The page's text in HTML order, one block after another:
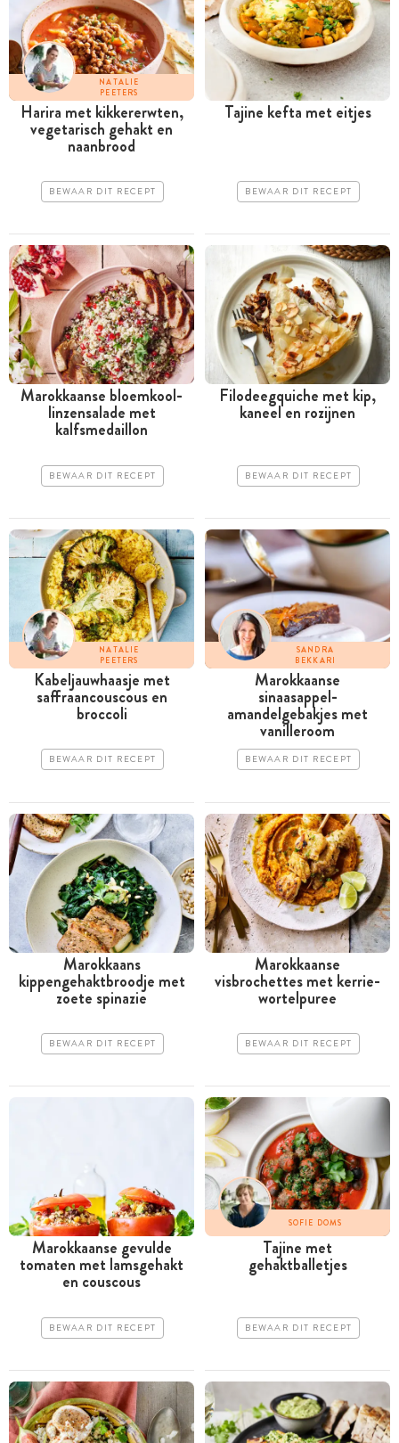
NATALIE
PEETERS
Harira met kikkererwten,
vegetarisch gehakt en
naanbrood
BEWAAR DIT RECEPT
Tajine kefta met eitjes
BEWAAR DIT RECEPT
Marokkaanse bloemkool-
linzensalade met
kalfsmedaillon
BEWAAR DIT RECEPT
Filodeegquiche met kip,
kaneel en rozijnen
BEWAAR DIT RECEPT
NATALIE
PEETERS
Kabeljauwhaasje met
saffraancouscous en
broccoli
BEWAAR DIT RECEPT
SANDRA
BEKKARI
Marokkaanse
sinaasappel-
amandelgebakjes met
vanilleroom
BEWAAR DIT RECEPT
Marokkaans
kippengehaktbroodje met
zoete spinazie
BEWAAR DIT RECEPT
Marokkaanse
visbrochettes met kerrie-
wortelpuree
BEWAAR DIT RECEPT
Marokkaanse gevulde
tomaten met lamsgehakt
en couscous
BEWAAR DIT RECEPT
SOFIE DOMS
Tajine met
gehaktballetjes
BEWAAR DIT RECEPT